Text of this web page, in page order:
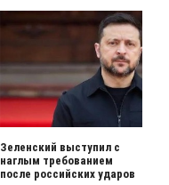
Зеленский выступил с
наглым требованием
после российских ударов